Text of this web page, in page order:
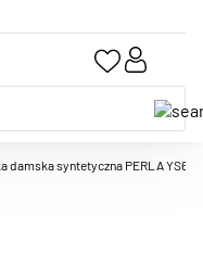
damska syntetyczna PERLA YS6/